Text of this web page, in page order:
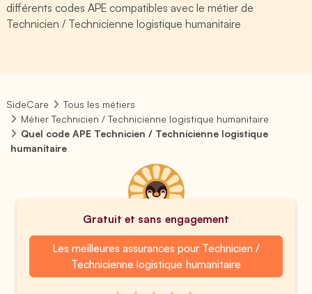
différents codes APE compatibles avec le métier de
Technicien / Technicienne logistique humanitaire
SideCare
Tous les métiers
Métier Technicien / Technicienne logistique humanitaire
Quel code APE Technicien / Technicienne logistique
humanitaire
Gratuit et sans engagement
Les meilleures assurances pour Technicien /
Technicienne logistique humanitaire